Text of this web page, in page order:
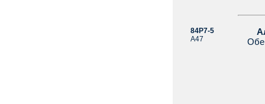
84Р7-5
А47